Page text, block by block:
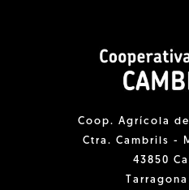
Coop. Agrícola de
Ctra. Cambrils -
43850